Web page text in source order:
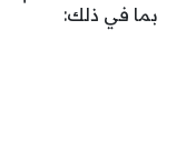
بما في ذلك: